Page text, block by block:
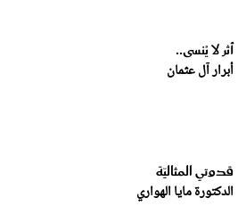
أثر لا يُنسى..
أبرار آل عثمان
قدوتي المثاليّة
الدكتورة مايا الهواري